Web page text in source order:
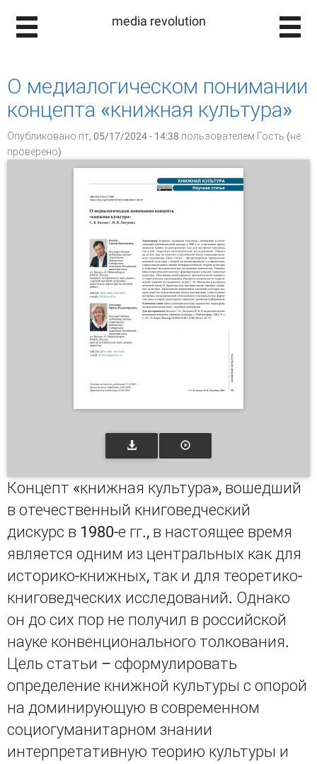
media revolution
О медиалогическом понимании
концепта «книжная культура»
Опубликовано пт, 05/17/2024 - 14:38 пользователем Гость (не
проверено)
Концепт «книжная культура», вошедший
в отечественный книговедческий
дискурс в 1980-е гг., в настоящее время
является одним из центральных как для
историко-книжных, так и для теоретико-
книговедческих исследований. Однако
он до сих пор не получил в российской
науке конвенционального толкования.
Цель статьи – сформулировать
определение книжной культуры с опорой
на доминирующую в современном
социогуманитарном знании
интерпретативную теорию культуры и